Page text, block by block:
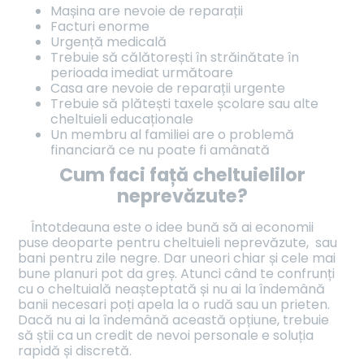
Mașina are nevoie de reparații
Facturi enorme
Urgență medicală
Trebuie să călătorești în străinătate în
perioada imediat următoare
Casa are nevoie de reparații urgente
Trebuie să plătești taxele școlare sau alte
cheltuieli educaționale
Un membru al familiei are o problemă
financiară ce nu poate fi amânată
Cum faci față cheltuielilor
neprevăzute?
Întotdeauna este o idee bună să ai economii
puse deoparte pentru cheltuieli neprevăzute, sau
bani pentru zile negre. Dar uneori chiar și cele mai
bune planuri pot da greș. Atunci când te confrunți
cu o cheltuială neașteptată și nu ai la îndemână
banii necesari poți apela la o rudă sau un prieten.
Dacă nu ai la îndemână această opțiune, trebuie
să știi ca un credit de nevoi personale e soluția
rapidă și discretă.